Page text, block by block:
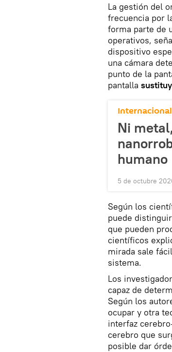
La gestión del
frecuencia por
forma parte de
operativos,
dispositivo
una cámara
punto de la
pantalla
Internacional
Ni
humano
5 de octubre
Según los
puede
que pueden
científicos
mirada sale
sistema.
Los
capaz de
Según los
ocupar y otra
interfaz
cerebro que
posible dar